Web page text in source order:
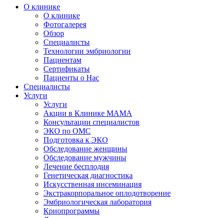
О клинике
О клинике
Фотогалерея
Обзор
Специалисты
Технологии эмбриологии
Пациентам
Сертификаты
Пациенты о Нас
Специалисты
Услуги
Услуги
Акции в Клинике МАМА
Консультации специалистов
ЭКО по ОМС
Подготовка к ЭКО
Обследование женщины
Обследование мужчины
Лечение бесплодия
Генетическая диагностика
Искусственная инсеминация
Экстракорпоральное оплодотворение
Эмбриологическая лаборатория
Криопрограммы